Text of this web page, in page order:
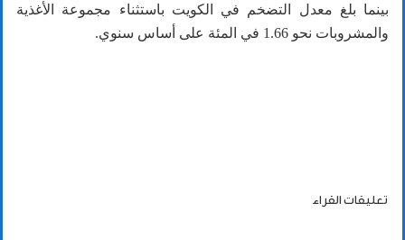
بينما بلغ معدل التضخم في الكويت باستثناء مجموعة الأغذية
والمشروبات نحو 1.66 في المئة على أساس سنوي.
تعليقات القراء